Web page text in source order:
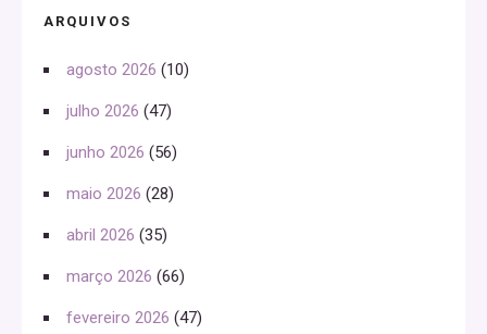
ARQUIVOS
agosto 2026 (10)
julho 2026 (47)
junho 2026 (56)
maio 2026 (28)
abril 2026 (35)
março 2026 (66)
fevereiro 2026 (47)